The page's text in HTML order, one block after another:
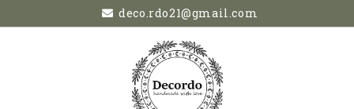
deco.rdo21@gmail.com